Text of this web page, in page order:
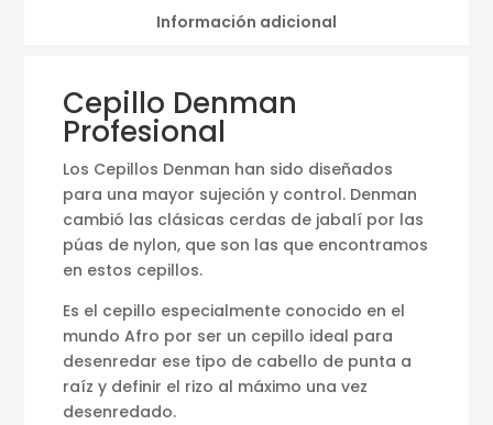
Información adicional
Cepillo Denman
Profesional
Los Cepillos Denman han sido diseñados
para una mayor sujeción y control. Denman
cambió las clásicas cerdas de jabalí por las
púas de nylon, que son las que encontramos
en estos cepillos.
Es el cepillo especialmente conocido en el
mundo Afro por ser un cepillo ideal para
desenredar ese tipo de cabello de punta a
raíz y definir el rizo al máximo una vez
desenredado.